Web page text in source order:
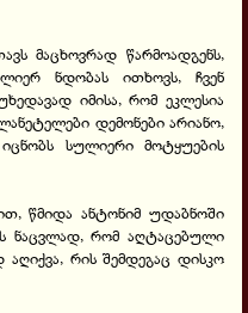
მაცხოვრად წარმოადგენს,
ნდობას ითხოვს, ჩვენ
იმისა, რომ ეკლესია
დემონები არიანო,
სულიერი მოტყუების
წმიდა ანტონიმ უდაბნოში
ნაცვლად, რომ აღტაცებული
რის შემდეგაც დისკო